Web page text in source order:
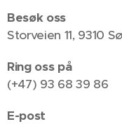
Besøk oss
Storveien 11, 9310
Ring oss på
(+47) 93 68 39 86
E-post